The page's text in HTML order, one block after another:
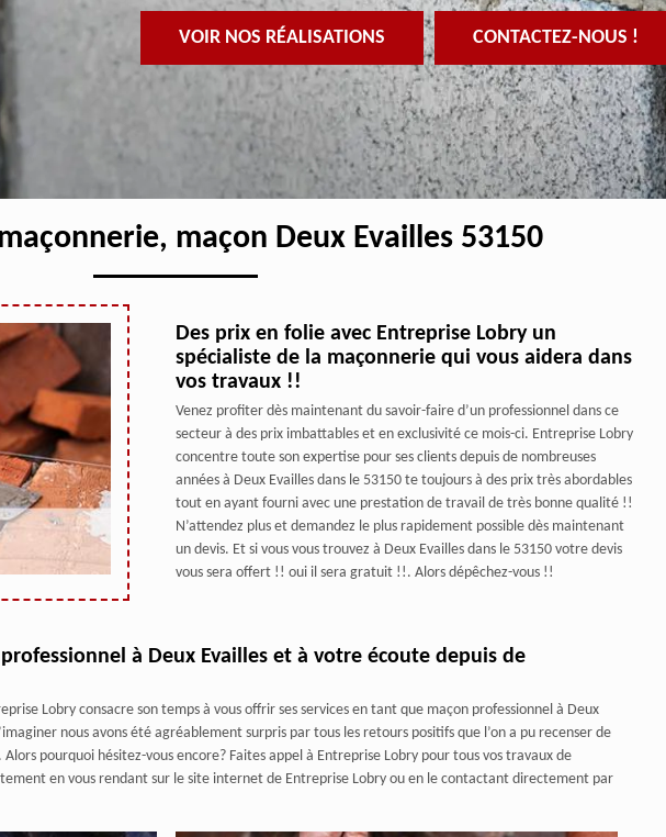
VOIR NOS RÉALISATIONS CONTACTEZ-NOUS !
maçon Deux Evailles 53150
Des prix en folie avec Entreprise Lobry un
spécialiste de la maçonnerie qui vous aidera dans
vos travaux !!
Venez profiter dès maintenant du savoir-faire d’un professionnel dans ce
secteur à des prix imbattables et en exclusivité ce mois-ci. Entreprise Lobry
concentre toute son expertise pour ses clients depuis de nombreuses
années à Deux Evailles dans le 53150 te toujours à des prix très abordables
tout en ayant fourni avec une prestation de travail de très bonne qualité !!
N’attendez plus et demandez le plus rapidement possible dès maintenant
un devis. Et si vous vous trouvez à Deux Evailles dans le 53150 votre devis
vous sera offert !! oui il sera gratuit !!. Alors dépêchez-vous !!
à Deux Evailles et à votre écoute depuis de
Lobry consacre son temps à vous offrir ses services en tant que maçon professionnel à Deux
nous avons été agréablement surpris par tous les retours positifs que l’on a pu recenser de
pourquoi hésitez-vous encore? Faites appel à Entreprise Lobry pour tous vos travaux de
en vous rendant sur le site internet de Entreprise Lobry ou en le contactant directement par